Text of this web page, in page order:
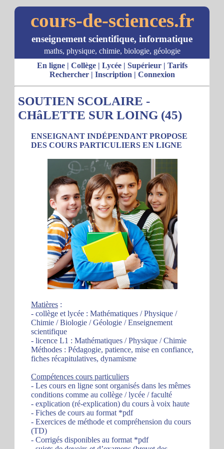
cours-de-sciences.fr
enseignement scientifique, informatique
maths, physique, chimie, biologie, géologie
En ligne| Collège| Lycée| Supérieur| Tarifs
Rechercher| Inscription | Connexion
SOUTIEN SCOLAIRE -
CHâLETTE SUR LOING (45)
ENSEIGNANT INDÉPENDANT PROPOSE
DES COURS PARTICULIERS EN LIGNE
Matières :
- collège et lycée : Mathématiques / Physique /
Chimie / Biologie / Géologie / Enseignement
scientifique
- licence L1 : Mathématiques / Physique / Chimie
Méthodes : Pédagogie, patience, mise en confiance,
fiches récapitulatives, dynamisme
Compétences cours particuliers
- Les cours en ligne sont organisés dans les mêmes
conditions comme au collège / lycée / faculté
- explication (ré-explication) du cours à voix haute
- Fiches de cours au format *pdf
- Exercices de méthode et compréhension du cours
(TD)
- Corrigés disponibles au format *pdf